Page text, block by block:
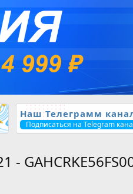
Наш Телеграмм
Подписаться на Telegram
-